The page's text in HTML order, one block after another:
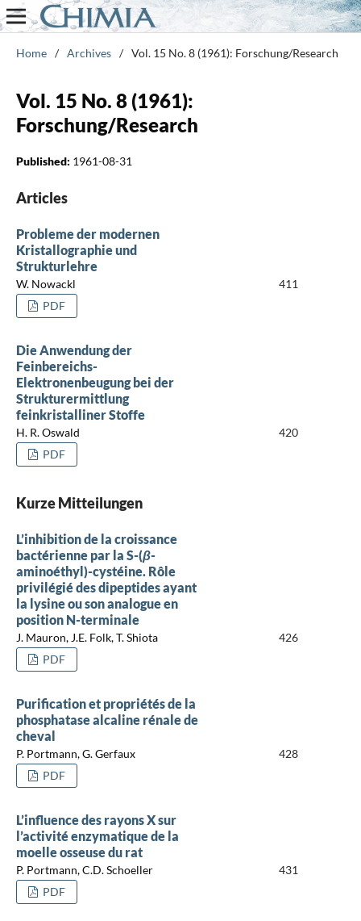
Home / Archives / Vol. 15 No. 8 (1961): Forschung/Research
Vol. 15 No. 8 (1961):
Forschung/Research
Published: 1961-08-31
Articles
Probleme der modernen
Kristallographie und
Strukturlehre
W. Nowackl
411
PDF
Die Anwendung der
Feinbereichs-
Elektronenbeugung bei der
Strukturermittlung
feinkristalliner Stoffe
H. R. Oswald
420
PDF
Kurze Mitteilungen
L’inhibition de la croissance
bactérienne par la S-(β-
aminoéthyl)-cystéine. Rôle
privilégié des dipeptides ayant
la lysine ou son analogue en
position N-terminale
J. Mauron, J.E. Folk, T. Shiota
426
PDF
Purification et propriétés de la
phosphatase alcaline rénale de
cheval
P. Portmann, G. Gerfaux
428
PDF
L’influence des rayons X sur
l’activité enzymatique de la
moelle osseuse du rat
P. Portmann, C.D. Schoeller
431
PDF